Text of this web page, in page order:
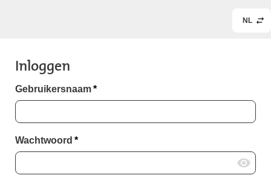
NL
Inloggen
Gebruikersnaam*
Wachtwoord *